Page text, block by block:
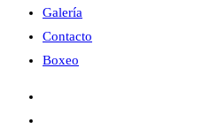
Galería
Contacto
Boxeo